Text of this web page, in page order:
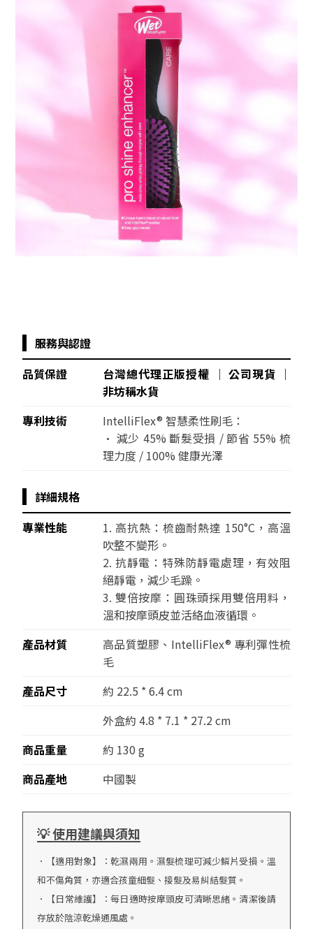
服務與認證
品質保證
台灣總代理正版授權 │ 公司現貨 │
非坊稱水貨
專利技術
IntelliFlex® 智慧柔性刷毛：
• 減少 45% 斷髮受損 / 節省 55% 梳
理力度 / 100% 健康光澤
詳細規格
專業性能
1. 高抗熱：梳齒耐熱達 150°C，高溫
吹整不變形。
2. 抗靜電：特殊防靜電處理，有效阻
絕靜電，減少毛躁。
3. 雙倍按摩：圓珠頭採用雙倍用料，
溫和按摩頭皮並活絡血液循環。
產品材質
高品質塑膠、IntelliFlex® 專利彈性梳
毛
產品尺寸
約 22.5 *6.4 cm
外盒約 4.8 * 7.1 * 27.2 cm
商品重量
約 130 g
商品產地
中國製
💡 使用建議與須知
．【適用對象】：乾濕兩用。濕髮梳理可減少鱗片受損。溫
和不傷角質，亦適合孩童細髮、接髮及易糾結髮質。
．【日常維護】：每日適時按摩頭皮可清晰思緒。清潔後請
存放於陰涼乾燥通風處。